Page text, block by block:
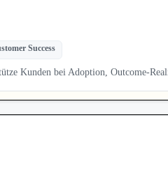
Success
Kunden bei Adoption, Outcome-